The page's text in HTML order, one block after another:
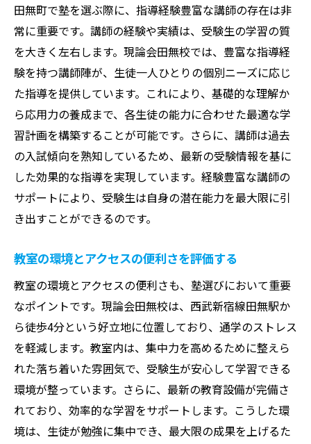
異なる学習スタイルに対応した指導
モチベーションを高める指導法
田無町での塾選びを成功させるためのステップ
自分の学習目標を明確にする
事前に塾の情報をリサーチする
体験授業で雰囲気をチェック
保護者と一緒に相談して決定する
料金プランとコストパフォーマンスを確認
長期的な学習計画を立てる
現論会田無校での学習がもたらす大学受験への
計画的な学習で志望校合格を目指す
自信を持った受験対策の実現
模試を活用した現状把握と対策
個々の弱点を克服する指導
大学進学後の学びにも活かせる学習法
受験のストレスを軽減する指導サポート
田無町での塾選びにおける現論会田無校の優位
性
田無町で塾を選ぶ際に、指導経験豊富な講師の存在は非
常に重要です。講師の経験や実績は、受験生の学習の質
を大きく左右します。現論会田無校では、豊富な指導経
験を持つ講師陣が、生徒一人ひとりの個別ニーズに応じ
た指導を提供しています。これにより、基礎的な理解か
ら応用力の養成まで、各生徒の能力に合わせた最適な学
習計画を構築することが可能です。さらに、講師は過去
の入試傾向を熟知しているため、最新の受験情報を基に
した効果的な指導を実現しています。経験豊富な講師の
サポートにより、受験生は自身の潜在能力を最大限に引
き出すことができるのです。
教室の環境とアクセスの便利さを評価する
教室の環境とアクセスの便利さも、塾選びにおいて重要
なポイントです。現論会田無校は、西武新宿線田無駅か
ら徒歩4分という好立地に位置しており、通学のストレス
を軽減します。教室内は、集中力を高めるために整えら
れた落ち着いた雰囲気で、受験生が安心して学習できる
環境が整っています。さらに、最新の教育設備が完備さ
れており、効率的な学習をサポートします。こうした環
境は、生徒が勉強に集中でき、最大限の成果を上げるた